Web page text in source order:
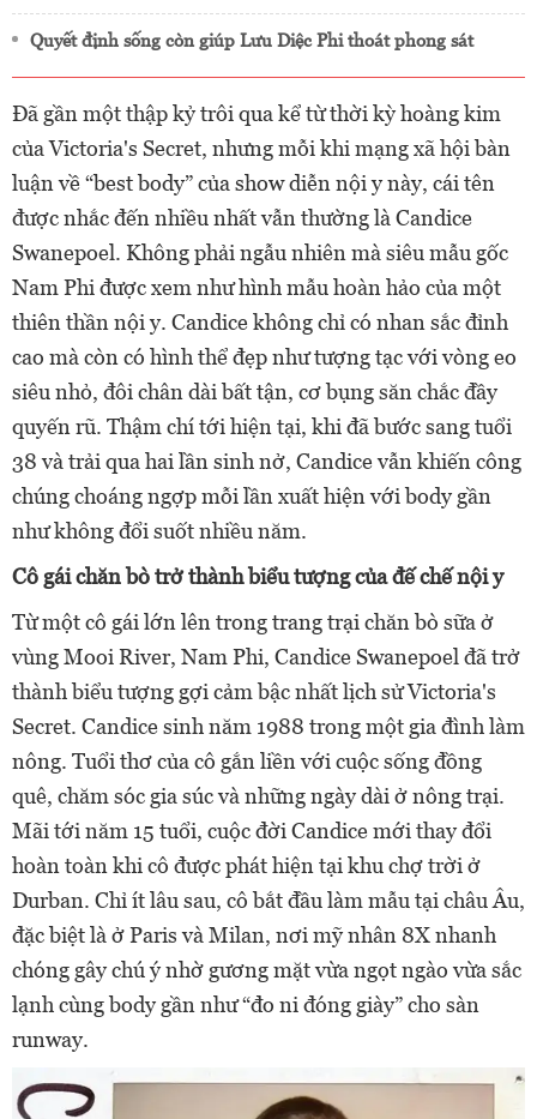
Quyết định sống còn giúp Lưu Diệc Phi thoát phong sát
Đã gần một thập kỷ trôi qua kể từ thời kỳ hoàng kim
của Victoria's Secret, nhưng mỗi khi mạng xã hội bàn
luận về “best body” của show diễn nội y này, cái tên
được nhắc đến nhiều nhất vẫn thường là Candice
Swanepoel. Không phải ngẫu nhiên mà siêu mẫu gốc
Nam Phi được xem như hình mẫu hoàn hảo của một
thiên thần nội y. Candice không chỉ có nhan sắc đỉnh
cao mà còn có hình thể đẹp như tượng tạc với vòng eo
siêu nhỏ, đôi chân dài bất tận, cơ bụng săn chắc đầy
quyến rũ. Thậm chí tới hiện tại, khi đã bước sang tuổi
38 và trải qua hai lần sinh nở, Candice vẫn khiến công
chúng choáng ngợp mỗi lần xuất hiện với body gần
như không đổi suốt nhiều năm.
Cô gái chăn bò trở thành biểu tượng của đế chế nội y
Từ một cô gái lớn lên trong trang trại chăn bò sữa ở
vùng Mooi River, Nam Phi, Candice Swanepoel đã trở
thành biểu tượng gợi cảm bậc nhất lịch sử Victoria's
Secret. Candice sinh năm 1988 trong một gia đình làm
nông. Tuổi thơ của cô gắn liền với cuộc sống đồng
quê, chăm sóc gia súc và những ngày dài ở nông trại.
Mãi tới năm 15 tuổi, cuộc đời Candice mới thay đổi
hoàn toàn khi cô được phát hiện tại khu chợ trời ở
Durban. Chỉ ít lâu sau, cô bắt đầu làm mẫu tại châu Âu,
đặc biệt là ở Paris và Milan, nơi mỹ nhân 8X nhanh
chóng gây chú ý nhờ gương mặt vừa ngọt ngào vừa sắc
lạnh cùng body gần như “đo ni đóng giày” cho sàn
runway.